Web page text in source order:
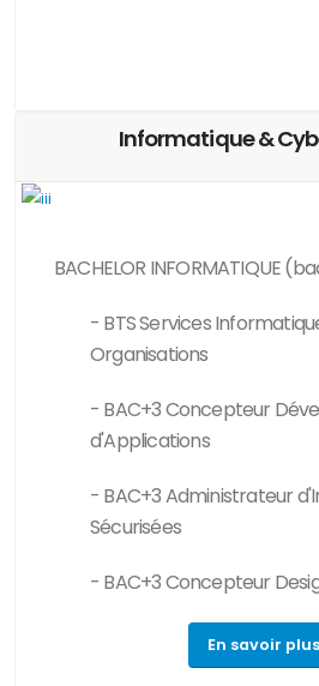
Informatique &
BACHELOR INFORMATIQUE
- BTS Services
Organisations
- BAC+3 Concepteur
d'Applications
- BAC+3 Administrateur
Sécurisées
- BAC+3 Concepteur
En savoir